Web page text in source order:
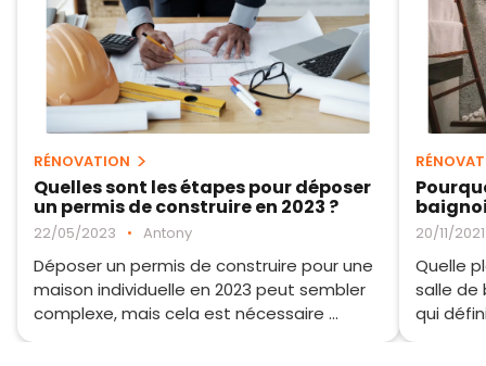
RÉNOVATION
Quelles sont les étapes pour déposer
un permis de construire en 2023 ?
22/05/2023 • Antony
Déposer un permis de construire pour une
maison individuelle en 2023 peut sembler
complexe, mais cela est nécessaire ...
20/11/2021
Quelle
salle de
qui